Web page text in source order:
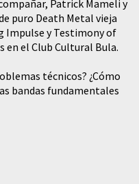
Patrick Mameli y
puro Death Metal vieja
Impulse y Testimony of
en el Club Cultural Bula.
técnicos? ¿Cómo
bandas fundamentales